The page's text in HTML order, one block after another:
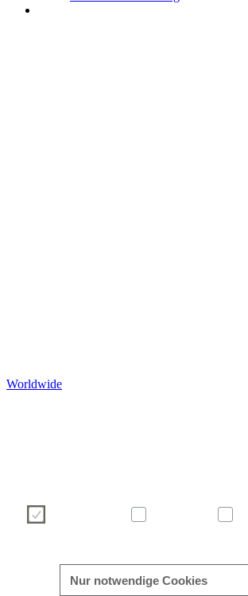
Worldwide
Nur notwendige Cookies